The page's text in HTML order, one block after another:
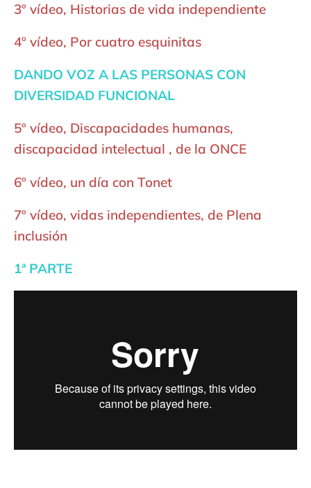
3º vídeo, Historias de vida independiente
4º vídeo, Por cuatro esquinitas
DANDO VOZ A LAS PERSONAS CON
DIVERSIDAD FUNCIONAL
5º vídeo, Discapacidades humanas,
discapacidad intelectual , de la ONCE
6º vídeo, un día con Tonet
7º vídeo, vidas independientes, de Plena
inclusión
1ª PARTE